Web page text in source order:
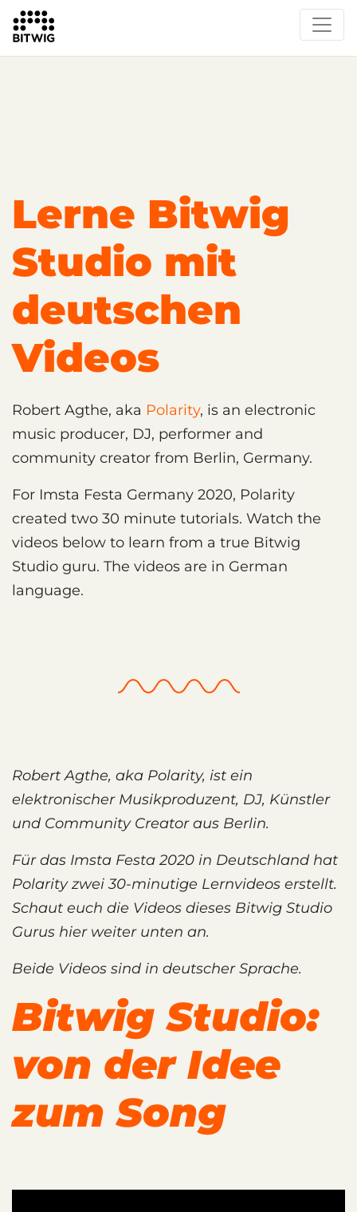
Overview
Learn Bitwig Studio
Partner Content
Lerne Bitwig
Studio mit
deutschen
Videos
Robert Agthe, aka Polarity, is an electronic
music producer, DJ, performer and
community creator from Berlin, Germany.
For Imsta Festa Germany 2020, Polarity
created two 30 minute tutorials. Watch the
videos below to learn from a true Bitwig
Studio guru. The videos are in German
language.
Robert Agthe, aka Polarity, ist ein
elektronischer Musikproduzent, DJ, Künstler
und Community Creator aus Berlin.
Für das Imsta Festa 2020 in Deutschland hat
Polarity zwei 30-minutige Lernvideos erstellt.
Schaut euch die Videos dieses Bitwig Studio
Gurus hier weiter unten an.
Beide Videos sind in deutscher Sprache.
Bitwig Studio:
von der Idee
zum Song